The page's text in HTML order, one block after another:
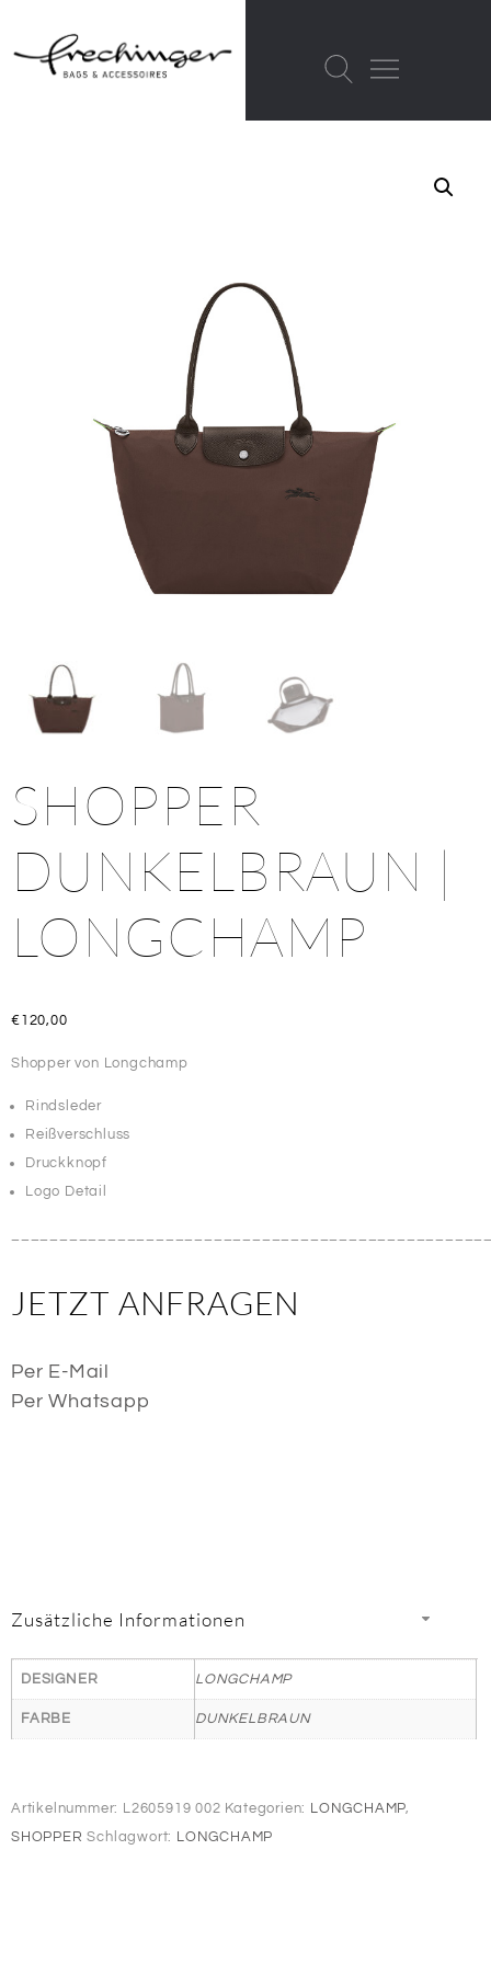
SHOPPER
DUNKELBRAUN |
LONGCHAMP
€ 120,00
Shopper von Longchamp
Rindsleder
Reißverschluss
Druckknopf
Logo Detail
JETZT ANFRAGEN
Per E-Mail
Per Whatsapp
Zusätzliche Informationen
DESIGNER LONGCHAMP
FARBE DUNKELBRAUN
Artikelnummer: L2605919 002 Kategorien: LONGCHAMP,
SHOPPER Schlagwort: LONGCHAMP